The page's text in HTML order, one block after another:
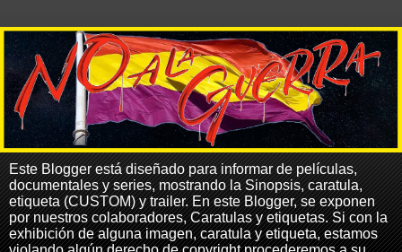
Este Blogger está diseñado para informar de películas,
documentales y series, mostrando la Sinopsis, caratula,
etiqueta (CUSTOM) y trailer. En este Blogger, se exponen
por nuestros colaboradores, Caratulas y etiquetas. Si con la
exhibición de alguna imagen, caratula y etiqueta, estamos